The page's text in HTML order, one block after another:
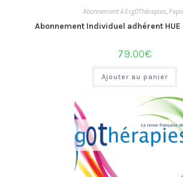
Abonnement à ErgOThérapies
Abonnement Individuel adhérent HUE
79.00€
Ajouter au panier